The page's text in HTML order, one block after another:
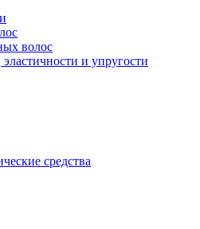
волос
и упругости
средства